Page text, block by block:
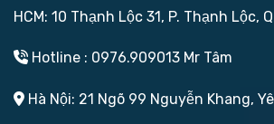
HCM: 10 Thạnh Lộc 31, P. Thạnh Lộc,
Hotline : 0976.909013 Mr Tâm
Hà Nội: 21 Ngõ 99 Nguyễn Khang,